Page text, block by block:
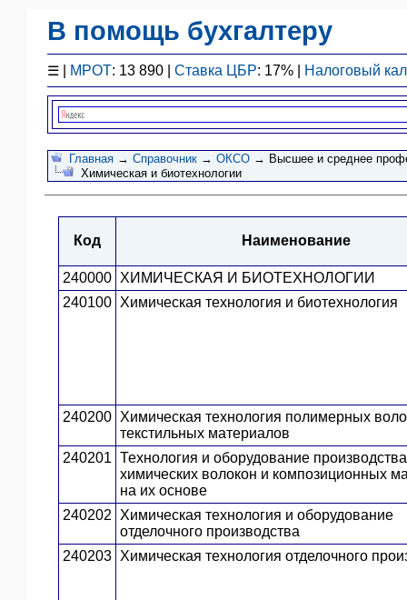
В помощь бухгалтеру
☰ МРОТ: 13 890 | Ставка ЦБР: 17% | Налоговый
Законодательство
F1 - Отчетность
План счетов
Справочник
Упрощенка
Договоры
Обзоры
Бланки
Главная → Справочник → ОКСО → Высшее и среднее
Химическая и биотехнологии
Код Наименование
240000 ХИМИЧЕСКАЯ И БИОТЕХНОЛОГИИ
240100 Химическая технология и биотехнология
240200 Химическая технология полимерных
текстильных материалов
240201 Технология и оборудование производства
химических волокон и композиционных
на их основе
240202
Химическая технология и оборудование
отделочного производства
240203 Химическая технология отделочного